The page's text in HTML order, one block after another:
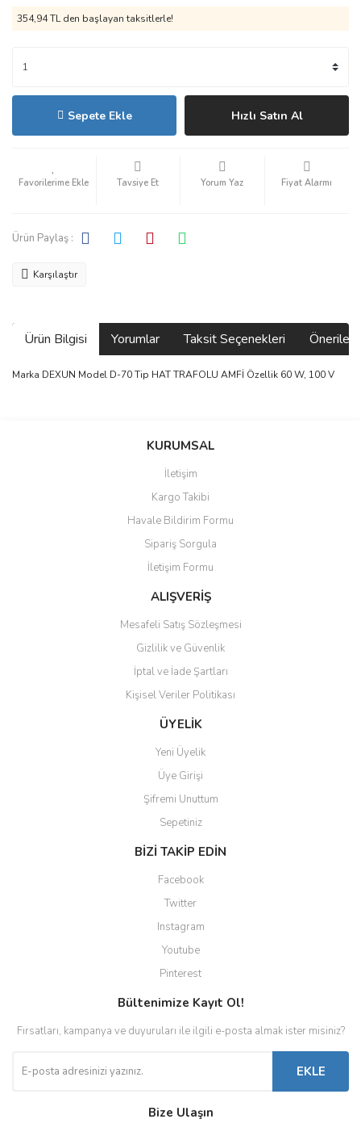
354,94 TL den başlayan taksitlerle!
Sepete Ekle Hızlı Satın Al
Tavsiye Et Yorum Yaz Fiyat Alarmı
Ürün Paylaş :
Karşılaştır
Ürün Bilgisi Yorumlar Taksit Seçenekleri
Marka DEXUN Model D-70 Tip HAT TRAFOLU AMFİ Özellik 60 W, 100 V
Bu ürüne ilk yorumu siz yapın!
Ürün resmi kalitesiz, bozuk veya görüntülenemiyor.
Ürün açıklamasında eksik bilgiler bulunuyor.
Ürün bilgilerinde hatalar bulunuyor.
Ürün fiyatı diğer sitelerden daha pahalı.
Bu ürüne benzer farklı alternatifler olmalı.
Gönder
KURUMSAL
İletişim
Kargo Takibi
Havale Bildirim Formu
Sipariş Sorgula
İletişim Formu
ALIŞVERİŞ
Mesafeli Satış Sözleşmesi
Gizlilik ve Güvenlik
İptal ve İade Şartları
Kişisel Veriler Politikası
ÜYELİK
Yeni Üyelik
Üye Girişi
Şifremi Unuttum
Sepetiniz
BİZİ TAKİP EDİN
Facebook
Twitter
Instagram
Youtube
Pinterest
Bültenimize Kayıt Ol!
Fırsatları, kampanya ve duyuruları ile ilgili e-posta almak ister misiniz?
EKLE
Bize Ulaşın